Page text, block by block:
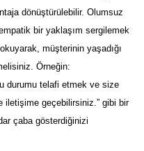
dönüştürülebilir. Olumsuz
bir yaklaşım sergilemek
müşterinin yaşadığı
Örneğin:
durumu telafi etmek ve size
geçebilirsiniz.” gibi bir
çaba gösterdiğinizi